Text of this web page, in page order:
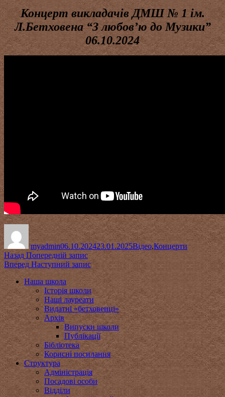
Концерт викладачів ДМШ № 1 ім.
Л.Бетховена “З любов’ю до Музики”
06.10.2024
Автор
myadmin
Оприлюднено
06.10.202423.01.2025
Категорії
Відео,Концерти
Навігація
записів
Назад Попередній
запис:
Попередній запис
Вперед Наступний
Наступний запис
Наша школа
Історія школи
Наші лауреати
Видатні «бетховенці»
Архів
Випуски школи
Публікації
Бібліотека
Корисні посилання
Структура
Адміністрація
Посадові особи
Відділи